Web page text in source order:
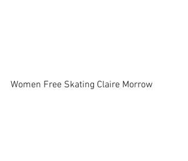
Women Free Skating Claire Morrow